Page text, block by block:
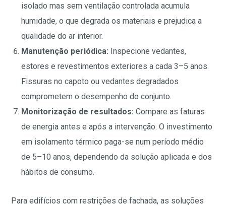
isolado mas sem ventilação controlada acumula
humidade, o que degrada os materiais e prejudica a
qualidade do ar interior.
Manutenção periódica: Inspecione vedantes,
estores e revestimentos exteriores a cada 3–5 anos.
Fissuras no capoto ou vedantes degradados
comprometem o desempenho do conjunto.
Monitorização de resultados: Compare as faturas
de energia antes e após a intervenção. O investimento
em isolamento térmico paga-se num período médio
de 5–10 anos, dependendo da solução aplicada e dos
hábitos de consumo.
Para edifícios com restrições de fachada, as soluções